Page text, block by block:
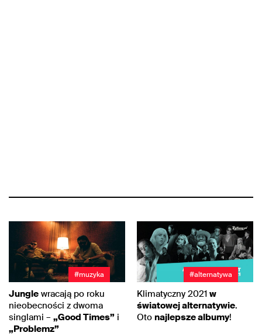
#muzyka
Jungle wracają po roku
nieobecności z dwoma
singlami – „Good Times” i
„Problemz”
#alternatywa
Klimatyczny 2021 w
światowej alternatywie.
Oto najlepsze albumy!